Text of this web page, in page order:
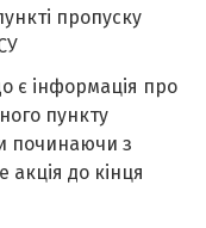
пропуску
є інформація про
пункту
починаючи з
до кінця